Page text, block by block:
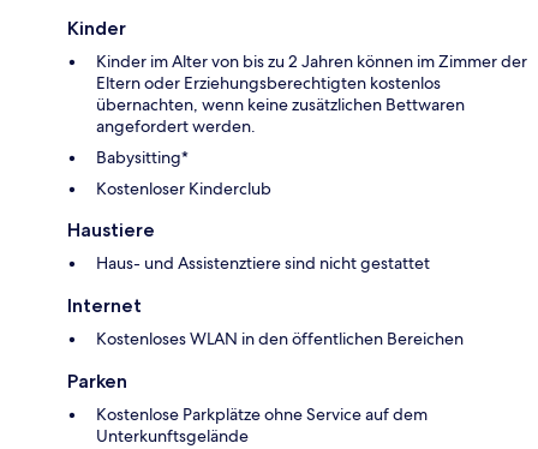
Kinder
Kinder im Alter von bis zu 2 Jahren können im Zimmer der
Eltern oder Erziehungsberechtigten kostenlos
übernachten, wenn keine zusätzlichen Bettwaren
angefordert werden.
Babysitting*
Kostenloser Kinderclub
Haustiere
Haus- und Assistenztiere sind nicht gestattet
Internet
Kostenloses WLAN in den öffentlichen Bereichen
Parken
Kostenlose Parkplätze ohne Service auf dem
Unterkunftsgelände